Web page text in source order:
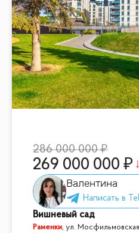
286 000 000
269 000 000
Валентина
Вишневый сад
Раменки,ул.